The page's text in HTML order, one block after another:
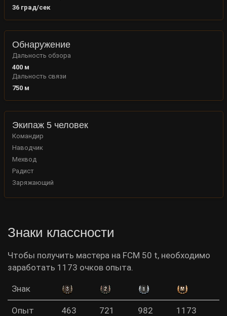
36град/сек
Обнаружение
Дальность обзора
400м
Дальность связи
750м
Экипаж 5 человек
Командир
Наводчик
Мехвод
Радист
Заряжающий
Знаки классности
Чтобы получить мастера на FCM 50 t, необходимо
заработать 1173 очков опыта.
Знак
Опыт 463 721 982 1173